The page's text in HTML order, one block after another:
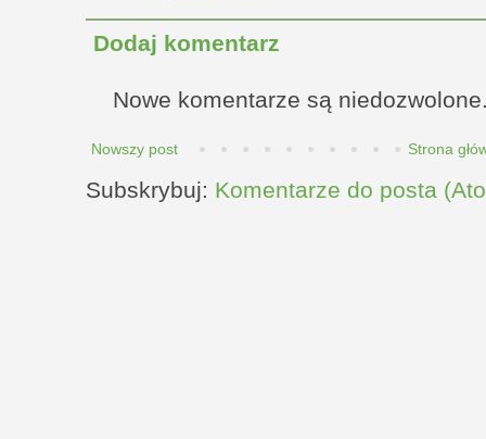
Dodaj komentarz
Nowe komentarze są
Nowszy post Strona
Subskrybuj: Komentarze do posta